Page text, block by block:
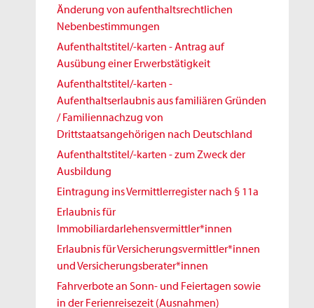
Änderung von aufenthaltsrechtlichen
Nebenbestimmungen
Aufenthaltstitel/-karten - Antrag auf
Ausübung einer Erwerbstätigkeit
Aufenthaltstitel/-karten -
Aufenthaltserlaubnis aus familiären Gründen
/ Familiennachzug von
Drittstaatsangehörigen nach Deutschland
Aufenthaltstitel/-karten - zum Zweck der
Ausbildung
Eintragung ins Vermittlerregister nach § 11a
Erlaubnis für
Immobiliardarlehensvermittler*innen
Erlaubnis für Versicherungsvermittler*innen
und Versicherungsberater*innen
Fahrverbote an Sonn- und Feiertagen sowie
in der Ferienreisezeit (Ausnahmen)